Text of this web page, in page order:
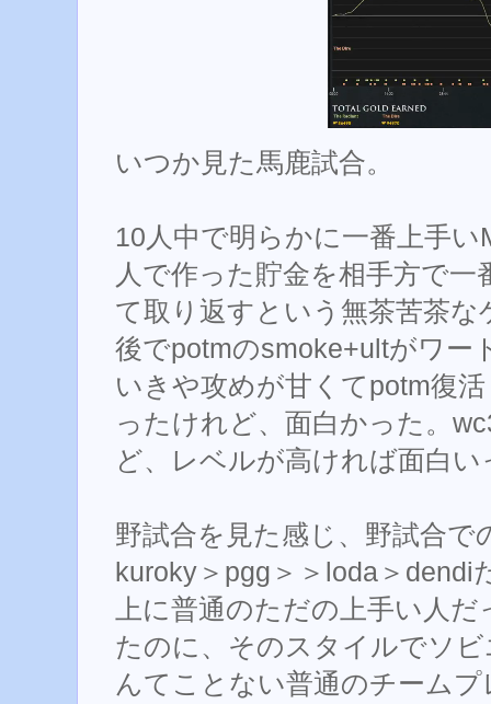
いつか見た馬鹿試合。
10人中で明らかに一番上手
人で作った貯金を相手方で
て取り返すという無茶苦茶
後でpotmのsmoke+ultがワー
いきや攻めが甘くてpotm復
ったけれど、面白かった。
ど、レベルが高ければ面白
野試合を見た感じ、野試合で
kuroky＞pgg＞＞loda＞dendi
上に普通のただの上手い人
たのに、そのスタイルでソ
んてことない普通のチーム